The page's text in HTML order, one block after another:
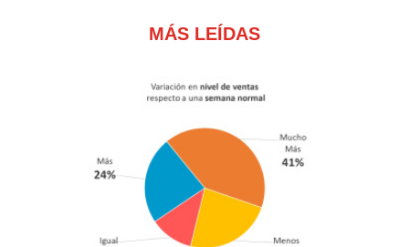
MÁS LEÍDAS